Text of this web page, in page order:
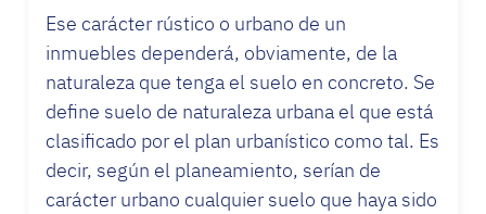
Ese carácter rústico o urbano de un
inmuebles dependerá, obviamente, de la
naturaleza que tenga el suelo en concreto. Se
define suelo de naturaleza urbana el que está
clasificado por el plan urbanístico como tal. Es
decir, según el planeamiento, serían de
carácter urbano cualquier suelo que haya sido